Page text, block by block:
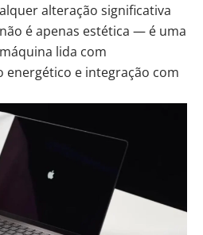
alteração significativa
é apenas estética — é uma
lida com
energético e integração com